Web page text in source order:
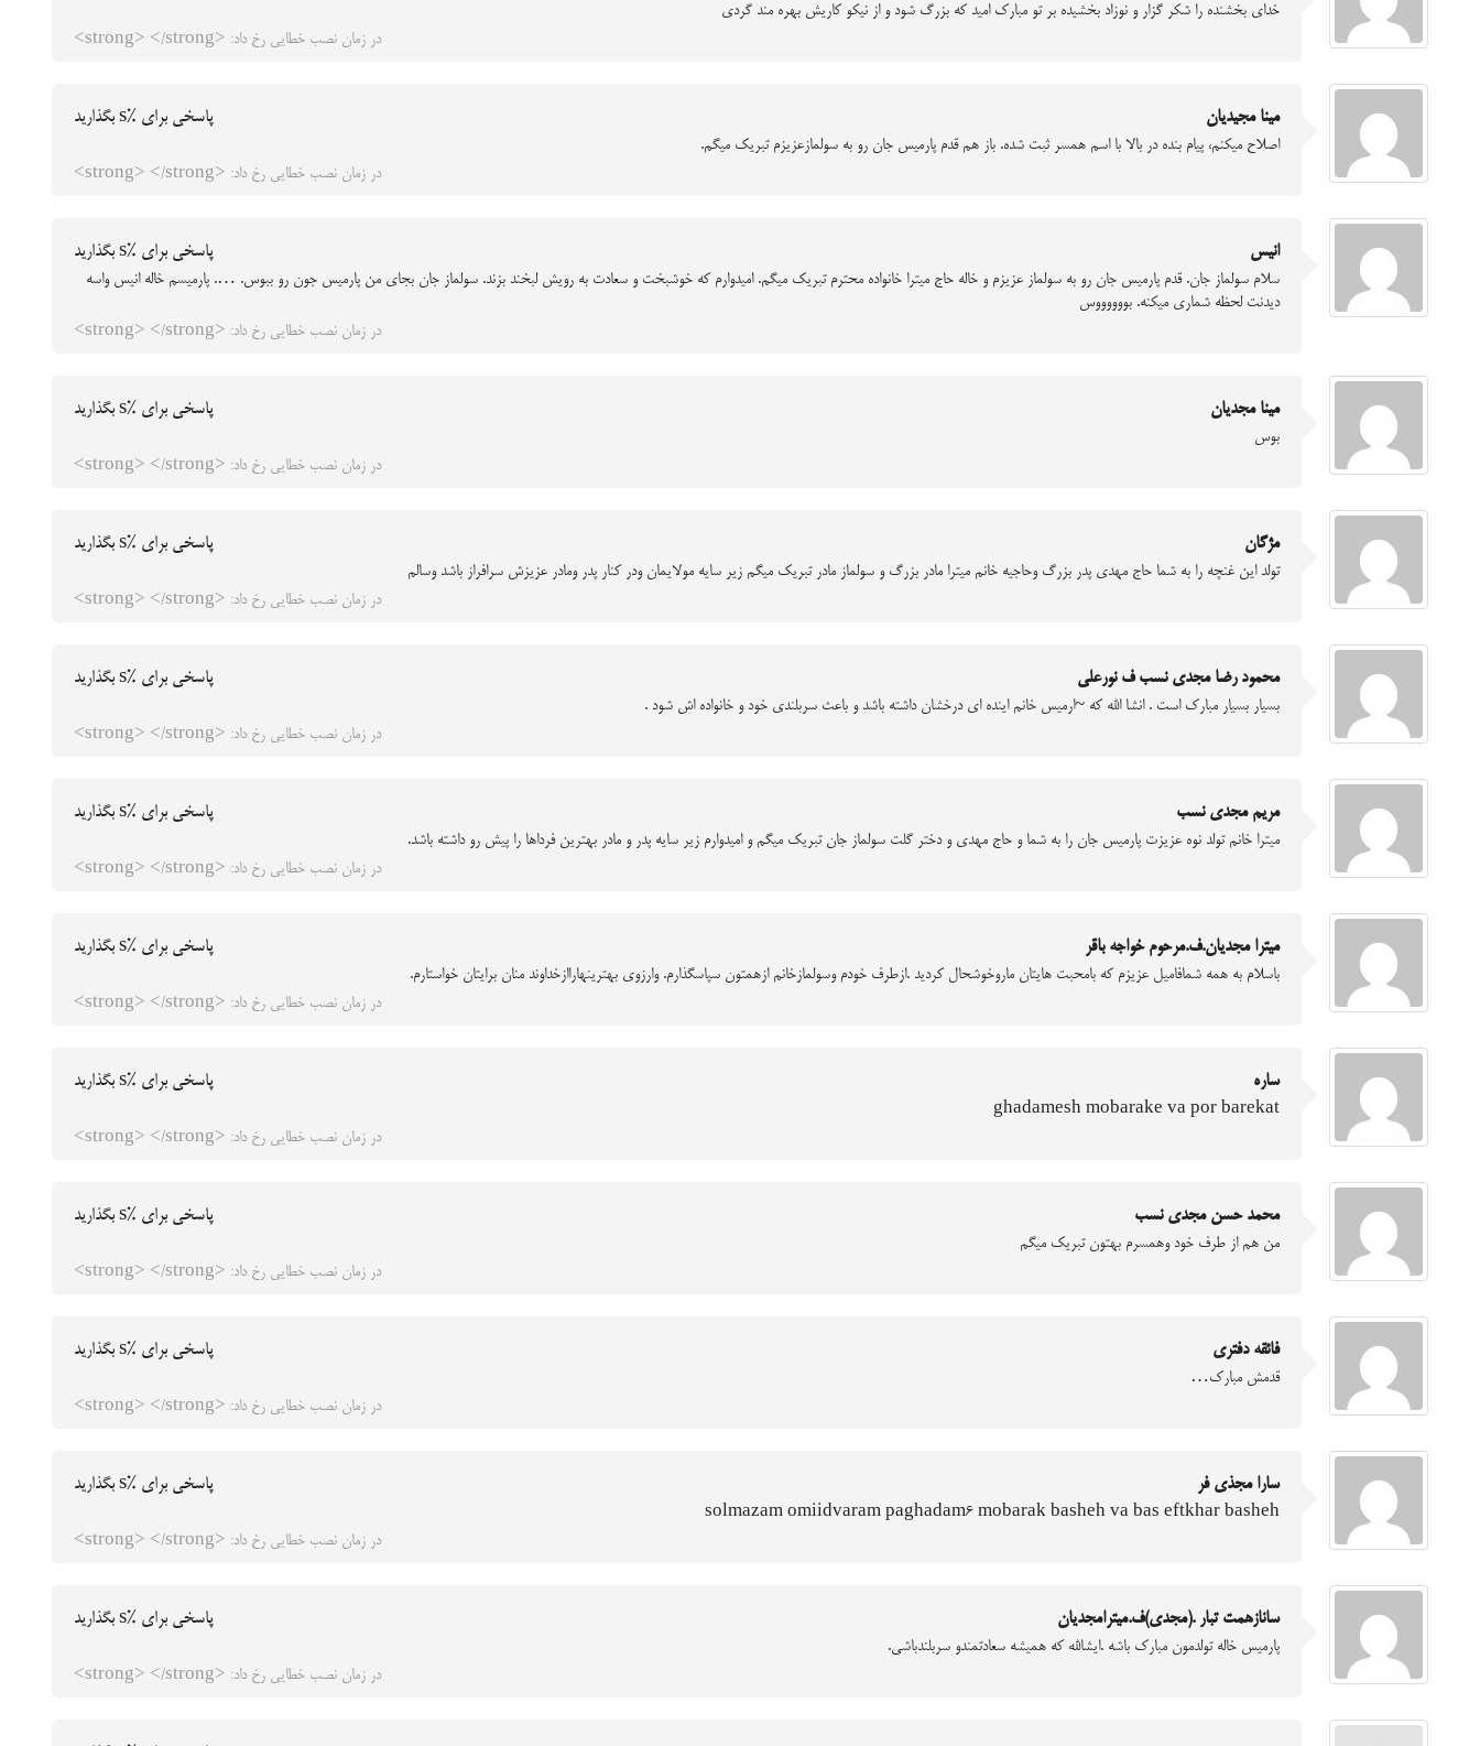
خدای بخشنده را شکر گزار و نوزاد بخشیده بر تو مبارک امید که بزرگ شود و از نیکو کاریش بهره مند گردی
در زمان نصب خطایی رخ داد: <strong> </strong>
مینا مجیدیان پاسخی برای %s بگذارید
اصلاح میکنم، پیام بنده در بالا با اسم همسر ثبت شده. باز هم قدم پارمیس جان رو به سولمازعزیزم تبریک میگم.
در زمان نصب خطایی رخ داد: <strong> </strong>
انیس پاسخی برای %s بگذارید
سلام سولماز جان. قدم پارمیس جان رو به سولماز عزیزم و خاله حاج میترا خانواده محترم تبریک میگم. امیدوارم که خوشبخت و سعادت به رویش لبخند بزند. سولماز جان بجای من پارمیس جون رو ببوس. …. پارمیسم خاله انیس واسه
دیدنت لحظه شماری میکنه. بووووووس
در زمان نصب خطایی رخ داد: <strong> </strong>
مینا مجدیان پاسخی برای %s بگذارید
بوس
در زمان نصب خطایی رخ داد: <strong> </strong>
مژگان پاسخی برای %s بگذارید
تولد این غنچه را به شما حاج مهدی پدر بزرگ وحاجیه خانم میترا مادر بزرگ و سولماز مادر تبریک میگم زیر سایه مولایمان ودر کنار پدر ومادر عزیزش سرافراز باشد وسالم
در زمان نصب خطایی رخ داد: <strong> </strong>
ﻣﺤﻤﻮﺩ ﺭﺿﺎ ﻣﺠﺪﻯ ﻧﺴﺐ ﻑ ﻧﻮﺭﻋﻠﻰ پاسخی برای %s بگذارید
ﺑﺴﻴﺎﺭ ﺑﺴﻴﺎﺭ ﻣﺒﺎﺭﮎ ﺍﺳﺖ . ﺍﻧﺸﺎ ﺍﻟﻠﻪ ﮐﻪ ~ﺍﺭﻣﻴﺲ ﺧﺎﻧﻢ ﺍﻳﻨﺪﻩ ﺍﻯ ﺩﺭﺧﺸﺎﻥ ﺩﺍﺷﺘﻪ ﺑﺎﺷﺪ ﻭ ﺑﺎﻋﺚ ﺳﺮﺑﻠﻨﺪﻯ ﺧﻮﺩ ﻭ ﺧﺎﻧﻮﺍﺩﻩ ﺍﺵ ﺷﻮﺩ .
در زمان نصب خطایی رخ داد: <strong> </strong>
مریم مجدی نسب پاسخی برای %s بگذارید
میترا خانم تولد نوه عزیزت پارمیس جان را به شما و حاج مهدی و دختر گلت سولماز جان تبریک میگم و امیدوارم زیر سایه پدر و مادر بهترین فرداها را پیش رو داشته باشد.
در زمان نصب خطایی رخ داد: <strong> </strong>
میترا مجدیان.ف.مرحوم خواجه باقر پاسخی برای %s بگذارید
باسلام به همه شمافامیل عزیزم که بامحبت هایتان ماروخوشحال کردید .ازطرف خودم وسولمازخانم ازهمتون سپاسگذارم. وارزوی بهترینهاراازخداوند منان برایتان خواستارم.
در زمان نصب خطایی رخ داد: <strong> </strong>
ساره پاسخی برای %s بگذارید
ghadamesh mobarake va por barekat
در زمان نصب خطایی رخ داد: <strong> </strong>
محمد حسن مجدی نسب پاسخی برای %s بگذارید
من هم از طرف خود وهمسرم بهتون تبریک میگم
در زمان نصب خطایی رخ داد: <strong> </strong>
فائقه دفتري پاسخی برای %s بگذارید
قدمش مبارك…
در زمان نصب خطایی رخ داد: <strong> </strong>
سارا مجذی فر پاسخی برای %s بگذارید
solmazam omiidvaram paghadam6 mobarak basheh va bas eftkhar basheh
در زمان نصب خطایی رخ داد: <strong> </strong>
سانازهمت تبار .(مجدی)ف.میترامجدیان پاسخی برای %s بگذارید
پارمیس خاله تولدمون مبارک باشه .ایشالله که همیشه سعادتمندو سربلندباشی.
در زمان نصب خطایی رخ داد: <strong> </strong>